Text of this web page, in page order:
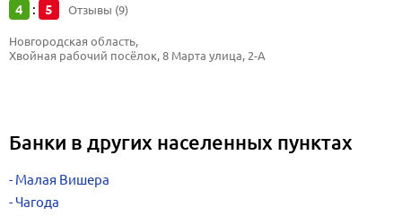
4 : 5 Отзывы (9)
Новгородская область,
Хвойная рабочий посёлок, 8 Марта улица, 2-А
Банки в других населенных пунктах
Малая Вишера
Чагода